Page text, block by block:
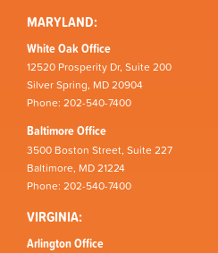
MARYLAND:
White Oak Office
12520 Prosperity Dr, Suite 200
Silver Spring, MD 20904
Phone: 202-540-7400
Baltimore Office
3500 Boston Street, Suite 227
Baltimore, MD 21224
Phone: 202-540-7400
VIRGINIA:
Arlington Office